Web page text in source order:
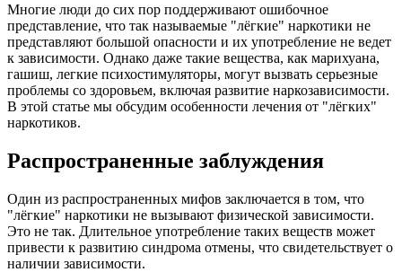
Многие люди до сих пор поддерживают ошибочное
представление, что так называемые "лёгкие" наркотики не
представляют большой опасности и их употребление не ведет
к зависимости. Однако даже такие вещества, как марихуана,
гашиш, легкие психостимуляторы, могут вызвать серьезные
проблемы со здоровьем, включая развитие наркозависимости.
В этой статье мы обсудим особенности лечения от "лёгких"
наркотиков.
Распространенные заблуждения
Один из распространенных мифов заключается в том, что
"лёгкие" наркотики не вызывают физической зависимости.
Это не так. Длительное употребление таких веществ может
привести к развитию синдрома отмены, что свидетельствует о
наличии зависимости.